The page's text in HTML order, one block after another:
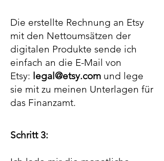
Die erstellte Rechnung an Etsy
mit den Nettoumsätzen der
digitalen Produkte sende ich
einfach an die E-Mail von
Etsy: legal@etsy.com und lege
sie mit zu meinen Unterlagen für
das Finanzamt.
Schritt 3: